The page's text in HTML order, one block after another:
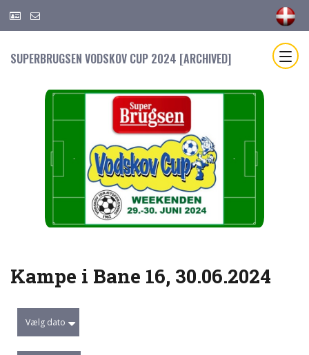
SUPERBRUGSEN VODSKOV CUP 2024 [ARCHIVED]
Kampe i Bane 16, 30.06.2024
Vælg dato